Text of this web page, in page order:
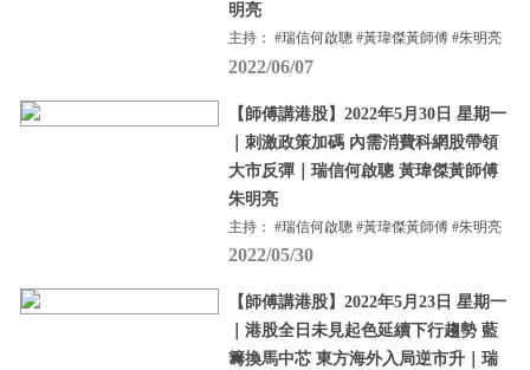
明亮
主持： #瑞信何啟聰 #黃瑋傑黃師傅 #朱明亮
2022/06/07
【師傅講港股】2022年5月30日 星期一
｜刺激政策加碼 內需消費科網股帶領
大市反彈｜瑞信何啟聰 黃瑋傑黃師傅
朱明亮
主持： #瑞信何啟聰 #黃瑋傑黃師傅 #朱明亮
2022/05/30
【師傅講港股】2022年5月23日 星期一
｜港股全日未見起色延續下行趨勢 藍
籌換馬中芯 東方海外入局逆市升｜瑞